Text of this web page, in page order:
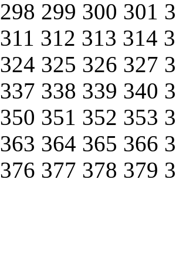
298 299 300 301
311 312 313 314
324 325 326 327
337 338 339 340
350 351 352 353
363 364 365 366
376 377 378 379